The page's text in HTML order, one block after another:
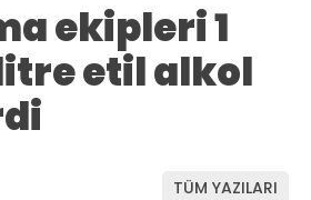
ekipleri 1
etil alkol
TÜM YAZILARI